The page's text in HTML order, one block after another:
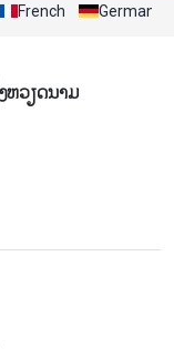
French German
ຫວຽດນາມ